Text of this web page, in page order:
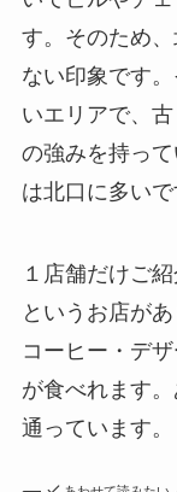
す。そのため
ない印象です
いエリアで、
の強みを持っ
は北口に多いで
１店舗だけご
というお店が
コーヒー・デ
が食べれます
通っています。